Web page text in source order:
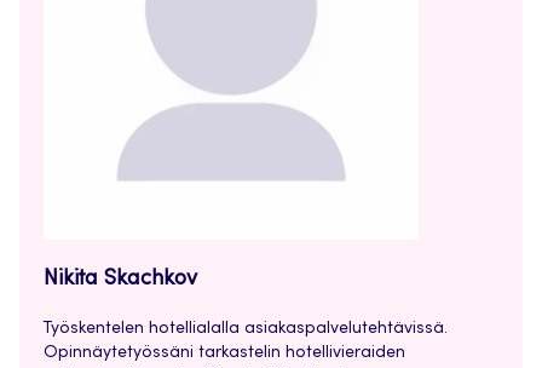
Nikita Skachkov
Työskentelen hotellialalla asiakaspalvelutehtävissä.
Opinnäytetyössäni tarkastelin hotellivieraiden